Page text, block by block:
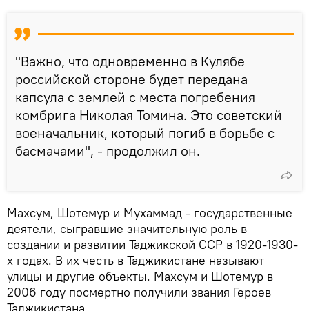
"Важно, что одновременно в Кулябе
российской стороне будет передана
капсула с землей с места погребения
комбрига Николая Томина. Это советский
военачальник, который погиб в борьбе с
басмачами", - продолжил он.
Махсум, Шотемур и Мухаммад - государственные
деятели, сыгравшие значительную роль в
создании и развитии Таджикской ССР в 1920-1930-
х годах. В их честь в Таджикистане называют
улицы и другие объекты. Махсум и Шотемур в
2006 году посмертно получили звания Героев
Таджикистана.